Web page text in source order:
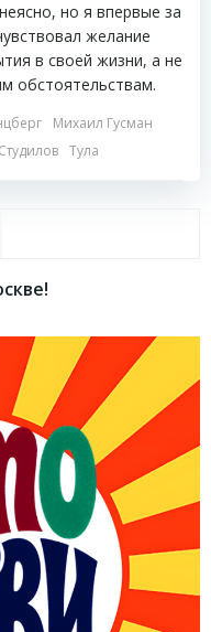
но я впервые за
желание
в своей жизни, а не
обстоятельствам.
Михаил Гусман
Тула